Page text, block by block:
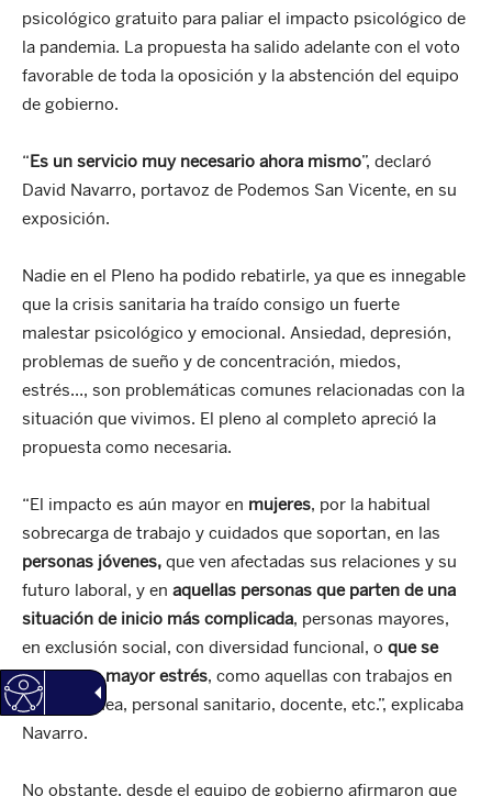
psicológico gratuito para paliar el impacto psicológico de
la pandemia. La propuesta ha salido adelante con el voto
favorable de toda la oposición y la abstención del equipo
de gobierno.
“ Es un servicio muy necesario ahora mismo”, declaró
David Navarro, portavoz de Podemos San Vicente, en su
exposición.
Nadie en el Pleno ha podido rebatirle, ya que es innegable
que la crisis sanitaria ha traído consigo un fuerte
malestar psicológico y emocional. Ansiedad, depresión,
problemas de sueño y de concentración, miedos,
estrés…, son problemáticas comunes relacionadas con la
situación que vivimos. El pleno al completo apreció la
propuesta como necesaria.
“El impacto es aún mayor en mujeres, por la habitual
sobrecarga de trabajo y cuidados que soportan, en las
personas jóvenes, que ven afectadas sus relaciones y su
futuro laboral, y en aquellas personas que parten de una
situación de inicio más complicada, personas mayores,
en exclusión social, con diversidad funcional, o que se
exponen a mayor estrés, como aquellas con trabajos en
primera línea, personal sanitario, docente, etc.”, explicaba
Navarro.
No obstante, desde el equipo de gobierno afirmaron que